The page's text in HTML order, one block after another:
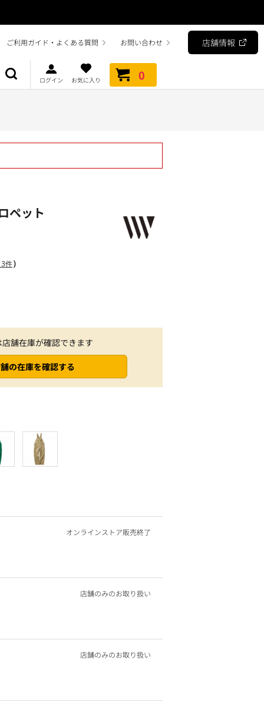
ご利用ガイド・よくある質問 お問い合わせ 店舗情報
ログイン お気に入り 0
舗在庫が確認できます
の在庫を確認する
ペット
件）
オンラインストア販売終了
店舗のみのお取り扱い
店舗のみのお取り扱い